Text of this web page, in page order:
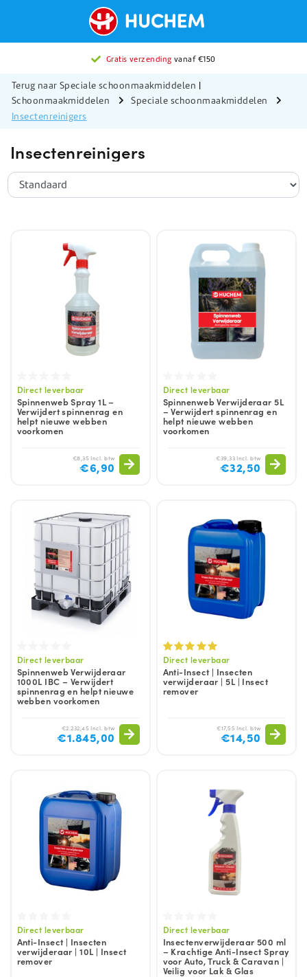
Gratis verzending vanaf €150
Terug naar Speciale schoonmaakmiddelen |
Schoonmaakmiddelen
Speciale schoonmaakmiddelen
Insectenreinigers
Insectenreinigers
Direct leverbaar
Spinnenweb Spray 1L –
Verwijdert spinnenrag en
helpt nieuwe webben
voorkomen
€8,35 Incl. btw
€6,90
Direct leverbaar
Spinnenweb Verwijderaar 5L
– Verwijdert spinnenrag en
helpt nieuwe webben
voorkomen
€39,33 Incl. btw
€32,50
Direct leverbaar
Spinnenweb Verwijderaar
1000L IBC – Verwijdert
spinnenrag en helpt nieuwe
webben voorkomen
€2.232,45 Incl. btw
€1.845,00
Direct leverbaar
Anti-Insect | Insecten
verwijderaar | 5L | Insect
remover
€17,55 Incl. btw
€14,50
Direct leverbaar
Anti-Insect | Insecten
verwijderaar | 10L | Insect
remover
Direct leverbaar
Insectenverwijderaar 500 ml
– Krachtige Anti-Insect Spray
voor Auto, Truck & Caravan |
Veilig voor Lak & Glas